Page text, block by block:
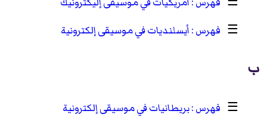
☰
أيسلنديات في موسيقى إلكترونية
ب
☰ بريطانيات في موسيقى إلكترونية